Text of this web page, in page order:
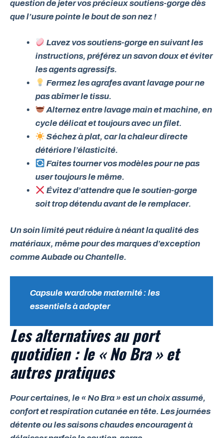
question de jeter vos précieux soutiens-gorge dès
que l’usure pointe le bout de son nez !
Lavez vos soutiens-gorge en suivant les
instructions, préférez un savon doux et éviter
les agents agressifs.
Fermez les agrafes avant lavage pour ne
pas abîmer le tissu.
Alternez entre lavage main et machine, en
cycle délicat et toujours avec un filet.
Séchez à plat, car la chaleur directe
détériore l’élasticité.
Faites tourner vos modèles pour ne pas
user toujours le même.
Évitez d’attendre que le soutien-gorge
soit trop détendu avant de le remplacer.
Un soin limité peut réduire à néant la qualité des
matériaux, même pour des marques d’exception
commeAubadeouChantelle.
Capsule wardrobe maternité : les
essentiels à adopter
Les alternatives au port
quotidien : le « No Bra » et
autres pratiques
Pour certaines, le « No Bra » est un choix assumé,
confort et respiration cutanée en tête. Les journées
détente ou les saisons chaudes encouragent à